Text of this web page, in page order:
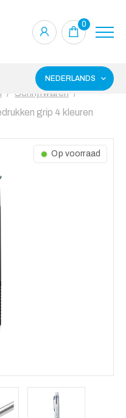
0
NEDERLANDS
Schrijfwaren
grip 4 kleuren
Op voorraad